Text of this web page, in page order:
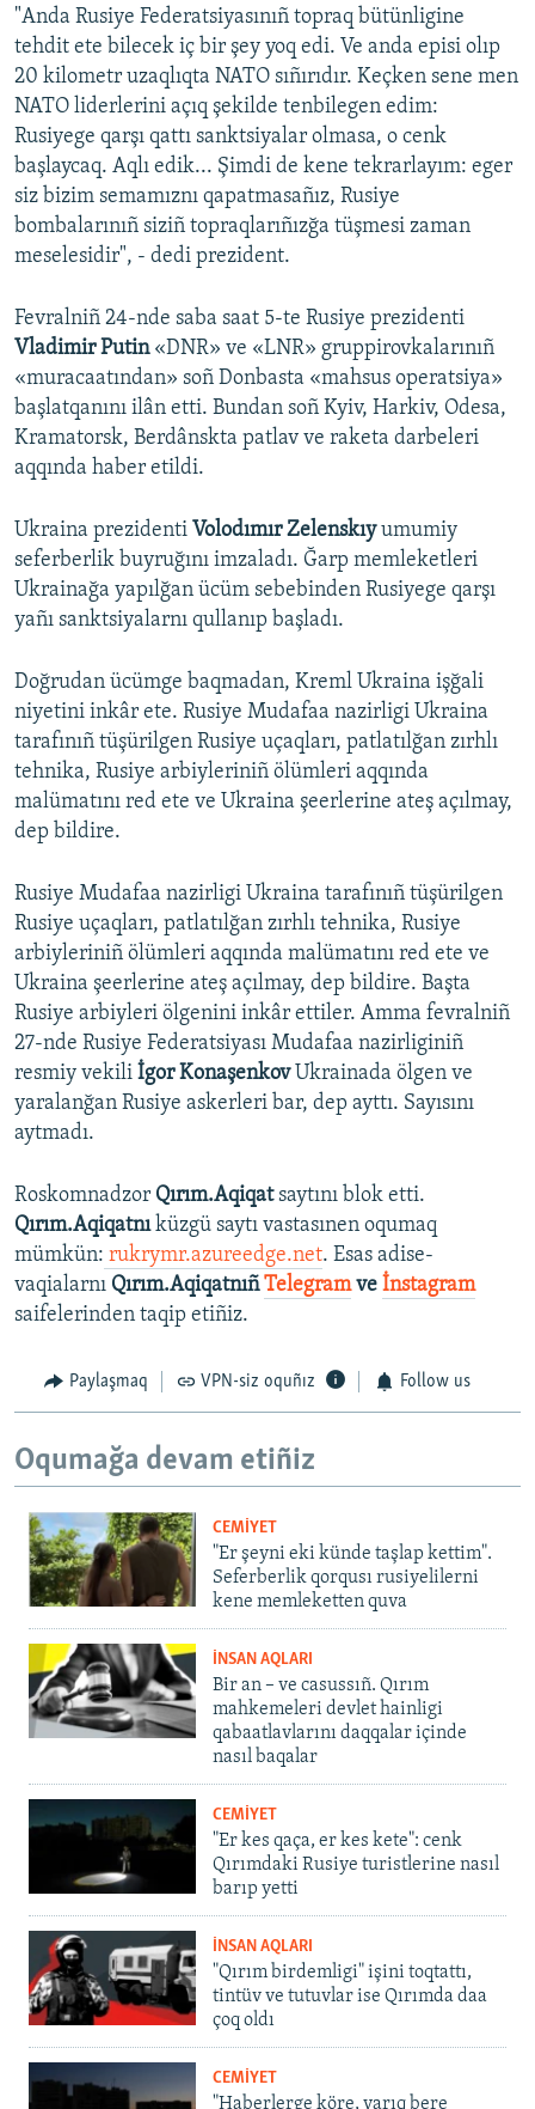
"Anda Rusiye Federatsiyasınıñ topraq bütünligine
tehdit ete bilecek iç bir şey yoq edi. Ve anda episi olıp
20 kilometr uzaqlıqta NATO sıñırıdır. Keçken sene men
NATO liderlerini açıq şekilde tenbilegen edim:
Rusiyege qarşı qattı sanktsiyalar olmasa, o cenk
başlaycaq. Aqlı edik... Şimdi de kene tekrarlayım: eger
siz bizim semamıznı qapatmasañız, Rusiye
bombalarınıñ siziñ topraqlarıñızğa tüşmesi zaman
meselesidir", - dedi prezident.
Fevralniñ 24-nde saba saat 5-te Rusiye prezidenti
Vladimir Putin«DNR» ve «LNR» gruppirovkalarınıñ
«muracaatından» soñ Donbasta «mahsus operatsiya»
başlatqanını ilân etti. Bundan soñ Kyiv, Harkiv, Odesa,
Kramatorsk, Berdânskta patlav ve raketa darbeleri
aqqında haber etildi.
Ukraina prezidenti Volodımır Zelenskıyumumiy
seferberlik buyruğını imzaladı. Ğarp memleketleri
Ukrainağa yapılğan ücüm sebebinden Rusiyege qarşı
yañı sanktsiyalarnı qullanıp başladı.
Doğrudan ücümge baqmadan, Kreml Ukraina işğali
niyetini inkâr ete. Rusiye Mudafaa nazirligi Ukraina
tarafınıñ tüşürilgen Rusiye uçaqları, patlatılğan zırhlı
tehnika, Rusiye arbiyleriniñ ölümleri aqqında
malümatını red ete ve Ukraina şeerlerine ateş açılmay,
dep bildire.
Rusiye Mudafaa nazirligi Ukraina tarafınıñ tüşürilgen
Rusiye uçaqları, patlatılğan zırhlı tehnika, Rusiye
arbiyleriniñ ölümleri aqqında malümatını red ete ve
Ukraina şeerlerine ateş açılmay, dep bildire. Başta
Rusiye arbiyleri ölgenini inkâr ettiler. Amma fevralniñ
27-nde Rusiye Federatsiyası Mudafaa nazirliginiñ
resmiy vekili İgor Konaşenkov Ukrainada ölgen ve
yaralanğan Rusiye askerleri bar, dep ayttı. Sayısını
aytmadı.
Roskomnadzor Qırım.Aqiqatsaytını blok etti.
Qırım.Aqiqatnıküzgü saytı vastasınen oqumaq
mümkün: rukrymr.azureedge.net. Esas adise-
vaqialarnı Qırım.AqiqatnıñTelegramve İnstagram
saifelerinden taqip etiñiz.
Paylaşmaq VPN-siz oquñız Follow us
Oqumağa devam etiñiz
CEMİYET
"Er şeyni eki künde taşlap kettim".
Seferberlik qorqusı rusiyelilerni
kene memleketten quva
İNSAN AQLARI
Bir an – ve casussıñ. Qırım
mahkemeleri devlet hainligi
qabaatlavlarını daqqalar içinde
nasıl baqalar
CEMİYET
"Er kes qaça, er kes kete": cenk
Qırımdaki Rusiye turistlerine nasıl
barıp yetti
İNSAN AQLARI
"Qırım birdemligi" işini toqtattı,
tintüv ve tutuvlar ise Qırımda daa
çoq oldı
CEMİYET
"Haberlerge köre, yarıq bere